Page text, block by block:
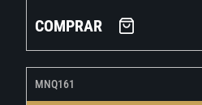
COMPRAR
MNQ161